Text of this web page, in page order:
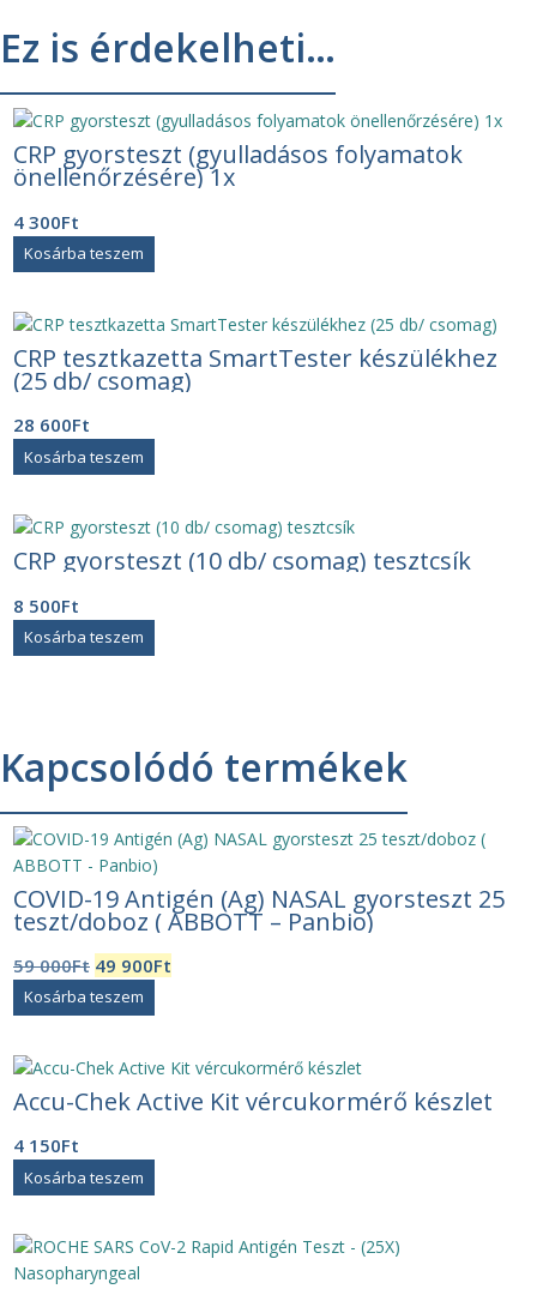
Ez is érdekelheti…
CRP gyorsteszt (gyulladásos folyamatok
önellenőrzésére) 1x
4 300Ft
Kosárba teszem
CRP tesztkazetta SmartTester készülékhez
(25 db/ csomag)
28 600Ft
Kosárba teszem
CRP gyorsteszt (10 db/ csomag) tesztcsík
8 500Ft
Kosárba teszem
Kapcsolódó termékek
COVID-19 Antigén (Ag) NASAL gyorsteszt 25
teszt/doboz ( ABBOTT – Panbio)
59 000Ft Original
price
was:
000Ft.
49 900Ft
900Ft.
Kosárba teszem
Accu-Chek Active Kit vércukormérő készlet
4 150Ft
Kosárba teszem